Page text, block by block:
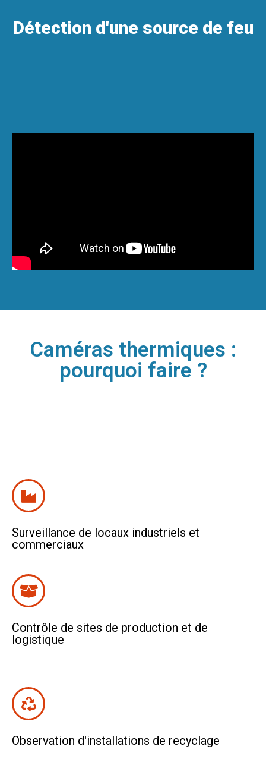
Détection d'une source de feu
Caméras thermiques :
pourquoi faire ?
Surveillance de locaux industriels et
commerciaux
Contrôle de sites de production et de
logistique
Observation d'installations de recyclage